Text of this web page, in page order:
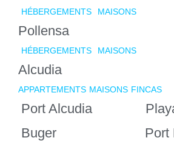
HÉBERGEMENTS MAISONS
Pollensa
HÉBERGEMENTS MAISONS
Alcudia
APPARTEMENTS MAISONS FINCAS
Port Alcudia
Buger
Port